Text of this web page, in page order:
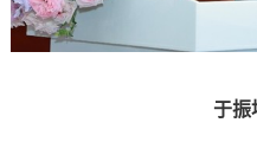
于振